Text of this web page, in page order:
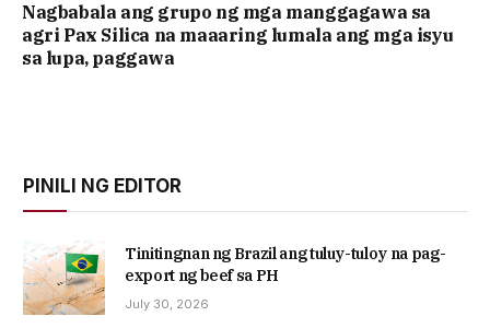
Nagbabala ang grupo ng mga manggagawa sa
agri Pax Silica na maaaring lumala ang mga isyu
sa lupa, paggawa
PINILI NG EDITOR
Tinitingnan ng Brazil ang tuluy-tuloy na pag-
export ng beef sa PH
July 30, 2026